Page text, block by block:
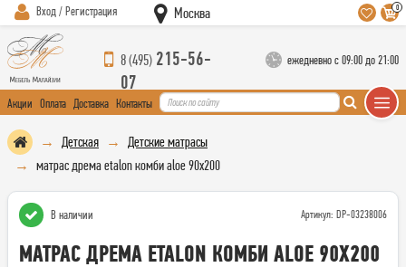
Вход / Регистрация Москва 0
8 (495) 215-56-
07
ежедневно с 09:00 до 21:00
Акции Оплата Доставка Контакты
Детская
Детские матрасы
матрас дрема etalon комби aloe 90х200
В наличии Артикул: DP-03238006
МАТРАС ДРЕМА ETALON КОМБИ ALOE 90Х200